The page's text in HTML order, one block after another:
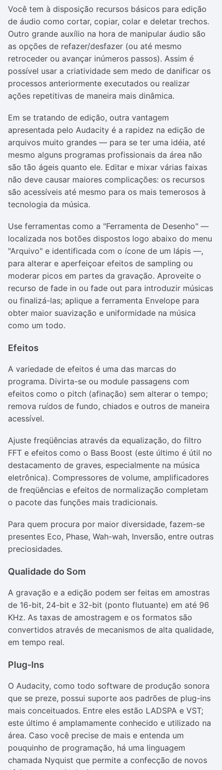
Você tem à disposição recursos básicos para edição
de áudio como cortar, copiar, colar e deletar trechos.
Outro grande auxílio na hora de manipular áudio são
as opções de refazer/desfazer (ou até mesmo
retroceder ou avançar inúmeros passos). Assim é
possível usar a criatividade sem medo de danificar os
processos anteriormente executados ou realizar
ações repetitivas de maneira mais dinâmica.
Em se tratando de edição, outra vantagem
apresentada pelo Audacity é a rapidez na edição de
arquivos muito grandes — para se ter uma idéia, até
mesmo alguns programas profissionais da área não
são tão ágeis quanto ele. Editar e mixar várias faixas
não deve causar maiores complicações: os recursos
são acessíveis até mesmo para os mais temerosos à
tecnologia da música.
Use ferramentas como a "Ferramenta de Desenho" —
localizada nos botões dispostos logo abaixo do menu
"Arquivo" e identificada com o ícone de um lápis —,
para alterar e aperfeiçoar efeitos de sampling ou
moderar picos em partes da gravação. Aproveite o
recurso de fade in ou fade out para introduzir músicas
ou finalizá-las; aplique a ferramenta Envelope para
obter maior suavização e uniformidade na música
como um todo.
Efeitos
A variedade de efeitos é uma das marcas do
programa. Divirta-se ou module passagens com
efeitos como o pitch (afinação) sem alterar o tempo;
remova ruídos de fundo, chiados e outros de maneira
acessível.
Ajuste freqüências através da equalização, do filtro
FFT e efeitos como o Bass Boost (este último é útil no
destacamento de graves, especialmente na música
eletrônica). Compressores de volume, amplificadores
de freqüências e efeitos de normalização completam
o pacote das funções mais tradicionais.
Para quem procura por maior diversidade, fazem-se
presentes Eco, Phase, Wah-wah, Inversão, entre outras
preciosidades.
Qualidade do Som
A gravação e a edição podem ser feitas em amostras
de 16-bit, 24-bit e 32-bit (ponto flutuante) em até 96
KHz. As taxas de amostragem e os formatos são
convertidos através de mecanismos de alta qualidade,
em tempo real.
Plug-Ins
O Audacity, como todo software de produção sonora
que se preze, possui suporte aos padrões de plug-ins
mais conceituados. Entre eles estão LADSPA e VST;
este último é amplamamente conhecido e utilizado na
área. Caso você precise de mais e entenda um
pouquinho de programação, há uma linguagem
chamada Nyquist que permite a confecção de novos